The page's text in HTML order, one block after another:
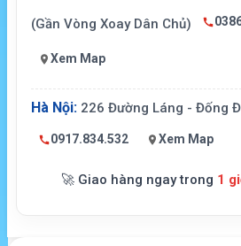
(Gần Vòng Xoay Dân Chủ)
Xem Map
Hà Nội: 226 Đường Láng - Đống
0917.834.532 Xem Map
🚀 Giao hàng ngay trong 1